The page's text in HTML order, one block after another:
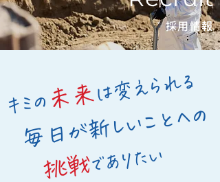
採用情報
挑戦でありたい
キミの 未来は変えられる
毎日が新しいことへの​